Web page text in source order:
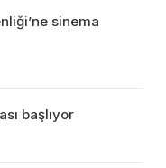
sinema
başlıyor